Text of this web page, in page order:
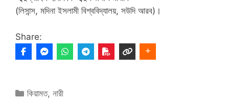
(লিসান্স, মদিনা ইসলামী বিশ্ববিদ্যালয়, সউদি আরব)।
Share:
Categories
কিয়ামত,নারী